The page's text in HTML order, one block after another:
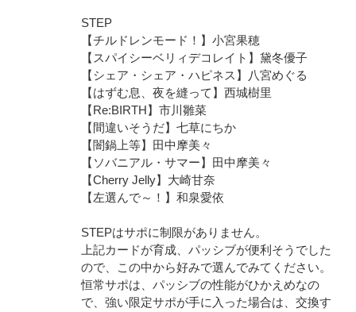
STEP
【チルドレンモード！】小宮果穂
【スパイシーベリィデコレイト】黛冬優子
【シェア・シェア・ハピネス】八宮めぐる
【はずむ息、夜を縫って】西城樹里
【Re:BIRTH】市川雛菜
【間違いそうだ】七草にちか
【闇鍋上等】田中摩美々
【ソバニアル・サマー】田中摩美々
【Cherry Jelly】大崎甘奈
【左選んで～！】和泉愛依
STEPはサポに制限がありません。
上記カードが育成、パッシブが便利そうでした
ので、この中から好みで選んでみてください。
恒常サポは、パッシブの性能がひかえめなの
で、強い限定サポが手に入った場合は、交換す